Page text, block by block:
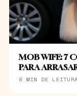
MOB WIFE: 7
PARA
8 MIN DE LEITURA